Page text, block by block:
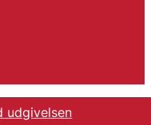
udgivelsen